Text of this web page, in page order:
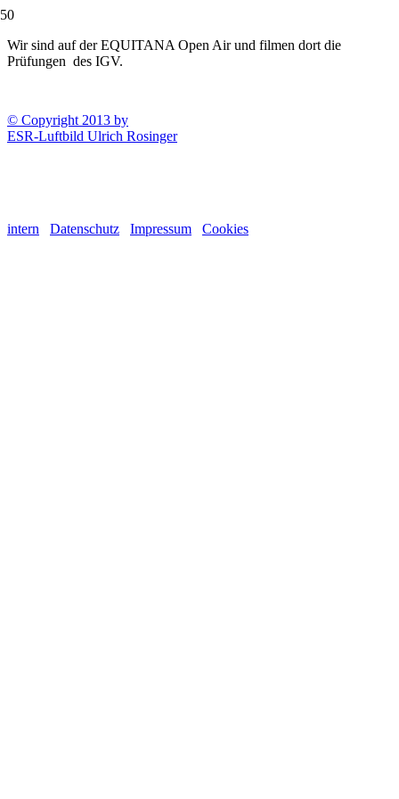
Wir sind auf der EQUITANA Open Air und filmen dort die
Prüfungen des IGV.
© Copyright 2013 by
ESR-Luftbild Ulrich Rosinger
intern Datenschutz Impressum Cookies